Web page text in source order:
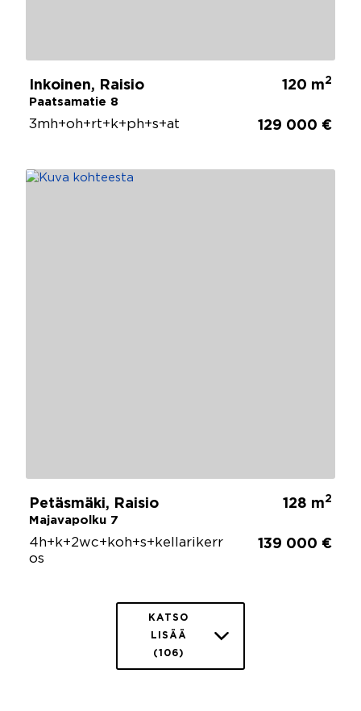
Inkoinen, Raisio
Paatsamatie 8
120 m2
3mh+oh+rt+k+ph+s+at 129 000 €
Petäsmäki, Raisio
Majavapolku 7
128 m2
4h+k+2wc+koh+s+kellarikerr
os
139 000 €
KATSO
LISÄÄ
(106)